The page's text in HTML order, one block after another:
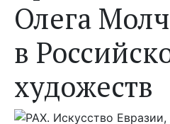
Олега
в
художеств